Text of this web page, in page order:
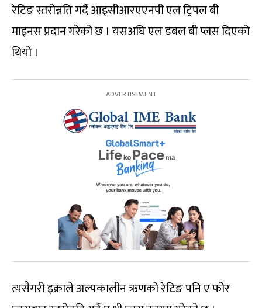
रेटिङ स्तरोन्नति गर्दै आइसीआरएएनपी एल ट्रिपल बी
माइनस प्रदान गरेको छ । यसअघि एल डबल बी प्लस दिएको
थियो ।
त्यसैगरी इक्राले अल्पकालीन ऋणको रेटिङ पनि ए फोर